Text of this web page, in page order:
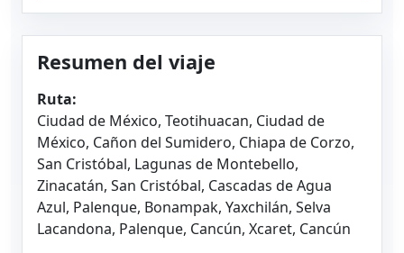
Resumen del viaje
Ruta:
Ciudad de México, Teotihuacan, Ciudad de
México, Cañon del Sumidero, Chiapa de Corzo,
San Cristóbal, Lagunas de Montebello,
Zinacatán, San Cristóbal, Cascadas de Agua
Azul, Palenque, Bonampak, Yaxchilán, Selva
Lacandona, Palenque, Cancún, Xcaret, Cancún